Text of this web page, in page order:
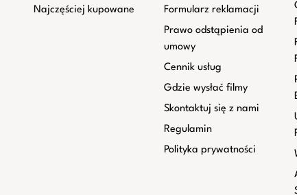
Najczęściej kupowane
Formularz reklamacji
Prawo odstąpienia od
umowy
Cennik usług
Gdzie wysłać filmy
Skontaktuj się z nami
Regulamin
Polityka prywatności